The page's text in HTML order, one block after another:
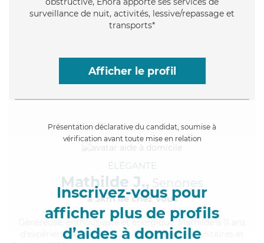
surveillance de nuit, activités, lessive/repassage et
transports*
Afficher le profil
Présentation déclarative du candidat, soumise à
vérification avant toute mise en relation
Inscrivez-vous pour
afficher plus de profils
d’aides à domicile
ÉLÉGANTE
Mathilde J., Senones
à 5km de chez Vous
, enthousiaste et énergique, Mathilde a 11 ans
d'expérience et possède un BEP Carrières Sanitaires et